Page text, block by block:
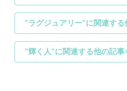
“ラグジュアリー”に関連す
“輝く人”に関連する他の記事